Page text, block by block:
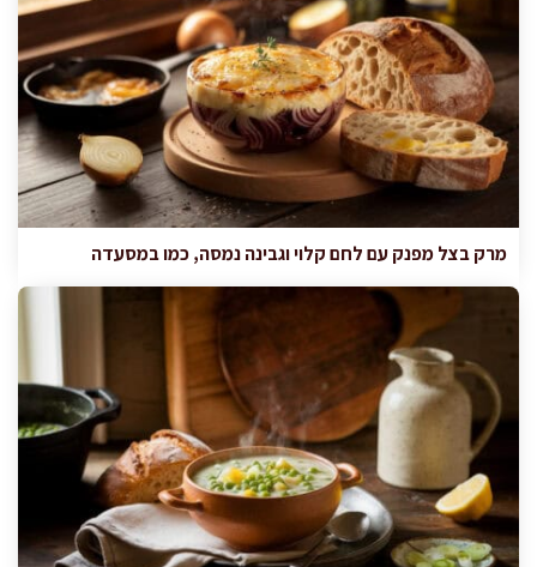
מרק בצל מפנק עם לחם קלוי וגבינה נמסה, כמו במסעדה